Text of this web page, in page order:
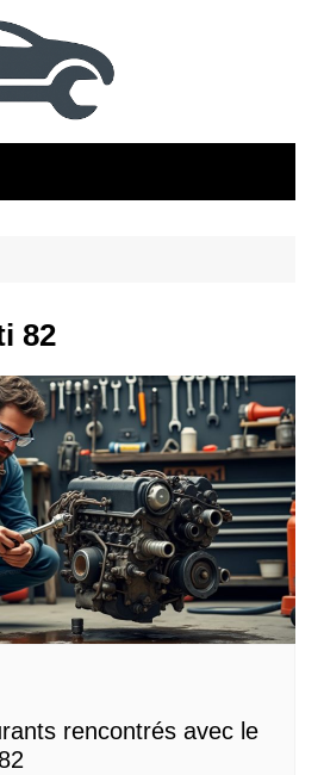
82
rencontrés avec le